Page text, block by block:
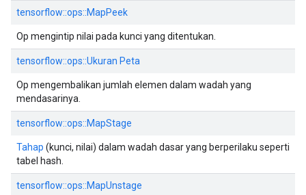
tensorflow::ops::MapPeek
Op mengintip nilai pada kunci yang ditentukan.
tensorflow::ops::Ukuran Peta
Op mengembalikan jumlah elemen dalam wadah yang
mendasarinya.
tensorflow::ops::MapStage
Tahap (kunci, nilai) dalam wadah dasar yang berperilaku seperti
tabel hash.
tensorflow::ops::MapUnstage